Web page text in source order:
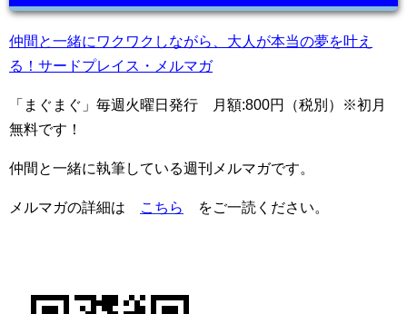
仲間と一緒にワクワクしながら、大人が本当の夢を叶え
る！サードプレイス・メルマガ
「まぐまぐ」毎週火曜日発行 月額:800円（税別）※初月
無料です！
仲間と一緒に執筆している週刊メルマガです。
メルマガの詳細は こちら をご一読ください。